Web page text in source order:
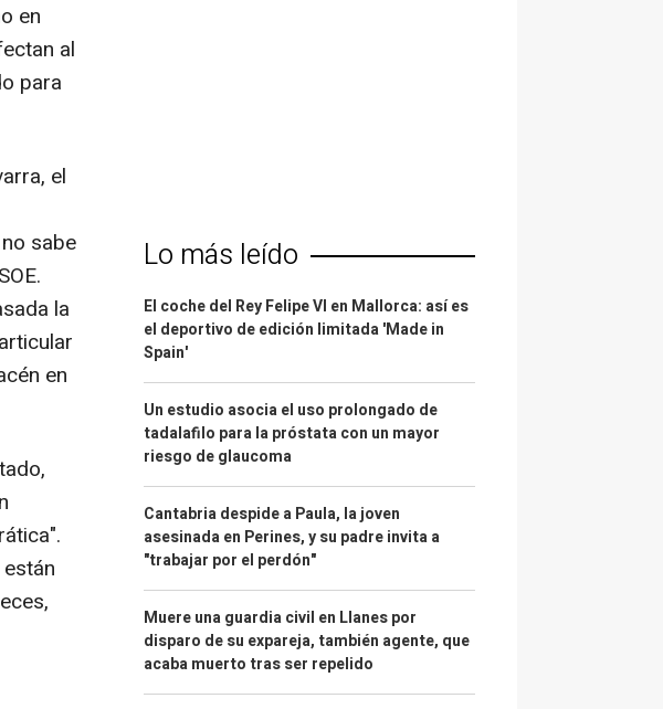
en
al
para
el
sabe
la
en
Lo más leído
El coche del Rey Felipe VI en Mallorca: así es
el deportivo de edición limitada 'Made in
Spain'
Un estudio asocia el uso prolongado de
tadalafilo para la próstata con un mayor
riesgo de glaucoma
Cantabria despide a Paula, la joven
asesinada en Perines, y su padre invita a
"trabajar por el perdón"
Muere una guardia civil en Llanes por
disparo de su expareja, también agente, que
acaba muerto tras ser repelido